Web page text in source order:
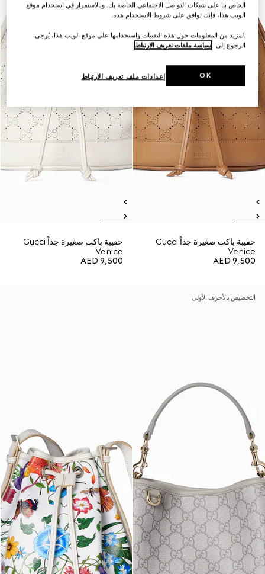
حقيبة باكت صغيرة جداً Gucci
Venice
AED 9,500
حقيبة باكت صغيرة جداً Gucci
Venice
AED 9,500
التخصيص بالأحرف الأولى
الخاص بنا على شبكات التواصل الاجتماعي الخاصة بك. وبالاستمرار في استخدام موقع
الويب هذا، فإنك توافق على شروط الاستخدام هذه.
.لمزيد من المعلومات حول هذه التقنيات واستخدامها على موقع الويب هذا، يُرجى
الرجوع إلى سياسة ملفات تعريف الارتباط
إعدادات ملف تعريف الارتباط OK